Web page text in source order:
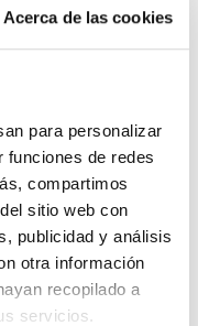
Acerca de las cookies
para personalizar
funciones de redes
compartimos
sitio web con
publicidad y análisis
otra información
recopilado a
servicios.
FÍSICA